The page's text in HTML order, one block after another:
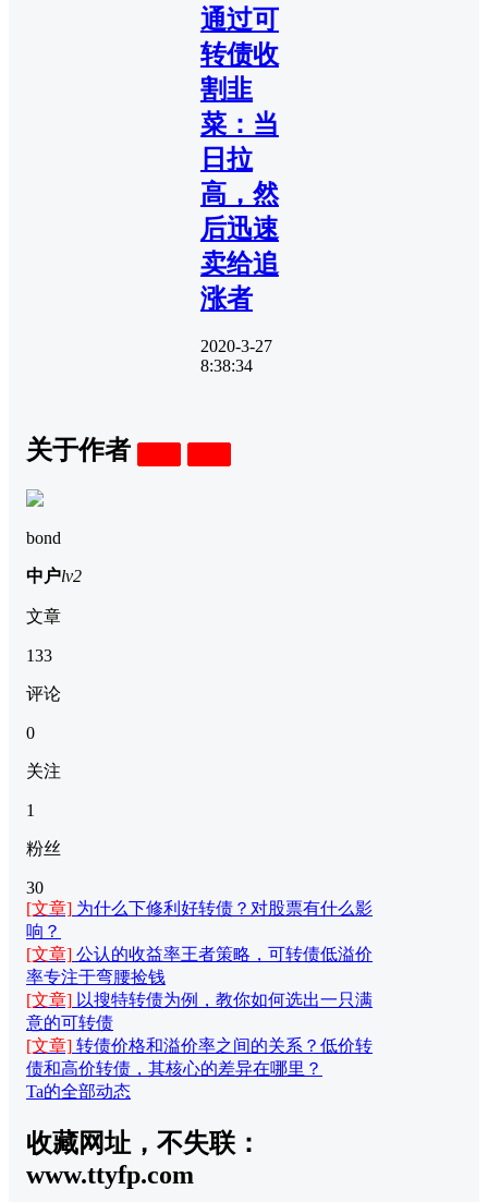
通过可
转债收
割韭
菜：当
日拉
高，然
后迅速
卖给追
涨者
2020-3-27
8:38:34
关于作者
bond
中户lv2
文章
133
评论
0
关注
1
粉丝
30
[文章] 为什么下修利好转债？对股票有什么影
响？
[文章] 公认的收益率王者策略，可转债低溢价
率专注于弯腰捡钱
[文章] 以搜特转债为例，教你如何选出一只满
意的可转债
[文章] 转债价格和溢价率之间的关系？低价转
债和高价转债，其核心的差异在哪里？
Ta的全部动态
收藏网址，不失联：
www.ttyfp.com